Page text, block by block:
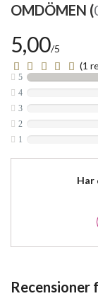
OMDÖMEN (
5,00/5
(1
5
4
3
2
1
Har
Recensioner